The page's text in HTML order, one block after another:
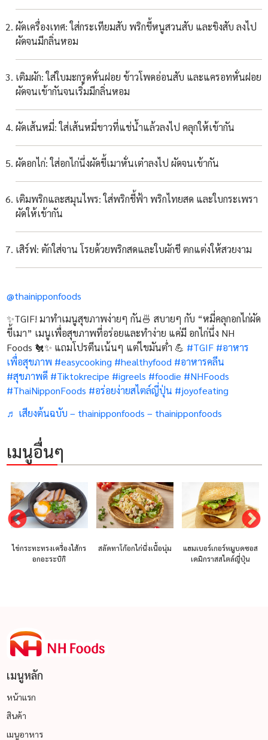
ผัดเครื่องเทศ: ใส่กระเทียมสับ พริกขี้หนูสวนสับ และขิงสับ ลงไป
ผัดจนมีกลิ่นหอม
เติมผัก: ใส่ใบมะกรูดหั่นฝอย ข้าวโพดอ่อนสับ และแครอทหั่นฝอย
ผัดจนเข้ากันจนเริ่มมีกลิ่นหอม
ผัดเส้นหมี่: ใส่เส้นหมี่ขาวที่แช่น้ำแล้วลงไป คลุกให้เข้ากัน
ผัดอกไก่: ใส่อกไก่นึ่งผัดขี้เมาหั่นเต๋าลงไป ผัดจนเข้ากัน
เติมพริกและสมุนไพร: ใส่พริกชี้ฟ้า พริกไทยสด และใบกระเพรา
ผัดให้เข้ากัน
เสิร์ฟ: ตักใส่จาน โรยด้วยพริกสดและใบผักชี ตกแต่งให้สวยงาม
@thainipponfoods
✨TGIF! มาทำเมนูสุขภาพง่ายๆ กัน🍜 สบายๆ กับ “หมี่คลุกอกไก่ผัด
ขี้เมา” เมนูเพื่อสุขภาพที่อร่อยและทำง่าย แค่มี อกไก่นึ่ง NH
Foods 🐔✨ แถมโปรตีนเน้นๆ แต่ไขมันต่ำ 💪 #TGIF #อาหาร
เพื่อสุขภาพ #easycooking #healthyfood #อาหารคลีน
#สุขภาพดี #Tiktokrecipe #igreels #foodie #NHFoods
#ThaiNipponFoods #อร่อยง่ายสไตล์ญี่ปุ่น #joyofeating
♬ เสียงต้นฉบับ – thainipponfoods – thainipponfoods
เมนูอื่นๆ
ไข่กระทะทรงเครื่องไส้กร
อกอะระบิกิ
สลัดทาโก้อกไก่นึ่งเนื้อนุ่ม
แฮมเบอร์เกอร์หมูบดซอส
เดมิกราสสไตล์ญี่ปุ่น
เมนูหลัก
หน้าแรก
สินค้า
เมนูอาหาร